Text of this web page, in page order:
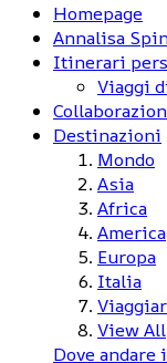
Homepage
Annalisa
Itinerari
Viaggi
Destinazioni
Mondo
Asia
Africa
America
Europa
Italia
View All
Dove andare